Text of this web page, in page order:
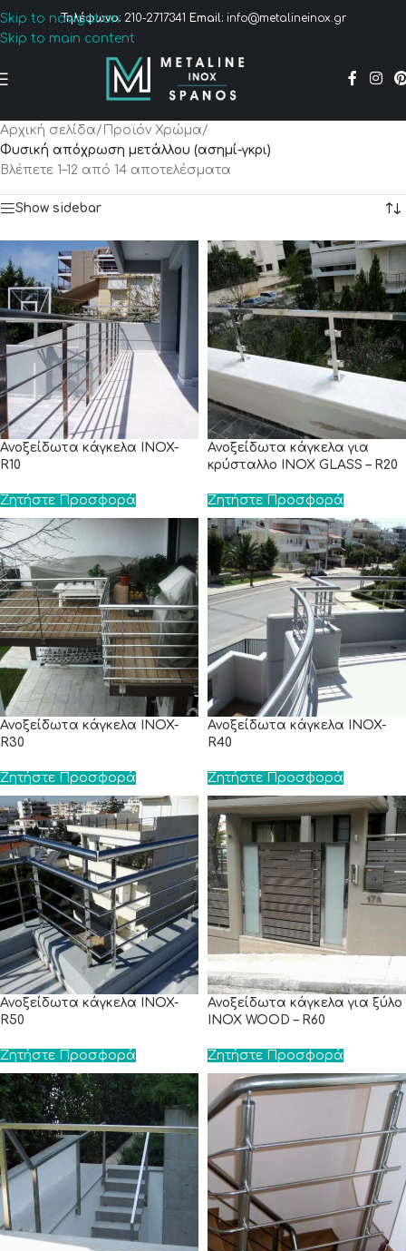
Skip to navigation
Skip to main content
Τηλέφωνο: 210-2717341 Email:info@metalineinox.gr
Αρχική σελίδα/ Προϊόν Χρώμα/
Φυσική απόχρωση μετάλλου (ασημί-γκρι)
Βλέπετε 1–12 από 14 αποτελέσματα
Show sidebar
Ανοξείδωτα κάγκελα INOX-
R10
Ζητήστε Προσφορά
Ανοξείδωτα κάγκελα για
κρύσταλλο INOX GLASS – R20
Ζητήστε Προσφορά
Ανοξείδωτα κάγκελα INOX-
R30
Ζητήστε Προσφορά
Ανοξείδωτα κάγκελα INOX-
R40
Ζητήστε Προσφορά
Ανοξείδωτα κάγκελα INOX-
R50
Ζητήστε Προσφορά
Ανοξείδωτα κάγκελα για ξύλο
INOX WOOD – R60
Ζητήστε Προσφορά